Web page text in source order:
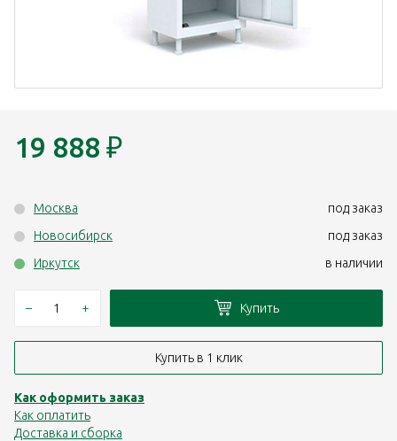
19 888 ₽
Москва
под заказ
Новосибирск
под заказ
Иркутск
в наличии
– + Купить
Купить в 1 клик
Как оформить заказ
Как оплатить
Доставка и сборка